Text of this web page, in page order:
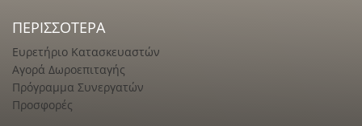
ΠΕΡΙΣΣΌΤΕΡΑ
Ευρετήριο Κατασκευαστών
Αγορά Δωροεπιταγής
Πρόγραμμα Συνεργατών
Προσφορές